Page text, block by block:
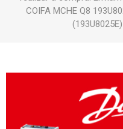
COIFA MCHE Q8